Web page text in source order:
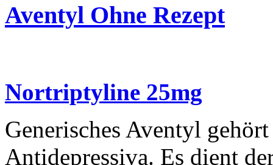
Aventyl Ohne Rezept
Nortriptyline 25mg
Generisches Aventyl
Antidepressiva. Es dient